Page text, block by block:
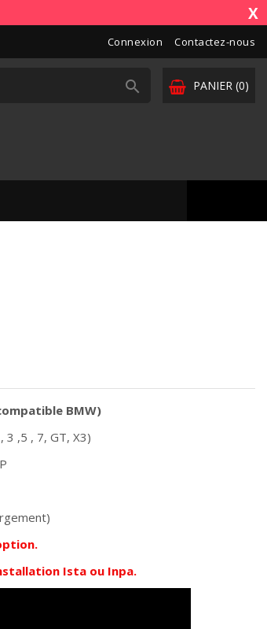
vous livre dans toute l'Europe. Vos paiements sont
X
Connexion Contactez-nous
PANIER (0)

BMW)
3 ,5 , 7, GT, X3)
Ista ou Inpa.